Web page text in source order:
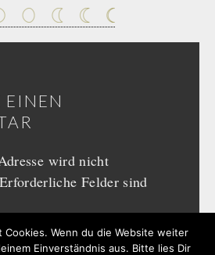
EINEN
wird nicht
Erforderliche Felder sind
Cookies. Wenn du die Website weiter
Einverständnis aus. Bitte lies Dir